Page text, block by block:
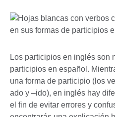
Los participios en inglés son
participios en español.
una forma de participio (los
ado y –ido), en inglés hay
el fin de evitar errores y